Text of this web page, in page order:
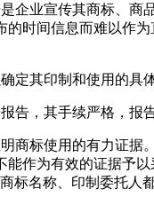
业宣传其商标、
时间信息而难以作
其印制和使用的具
，其手续严格，报
标使用的有力证
作为有效的证据予
名称、印制委托